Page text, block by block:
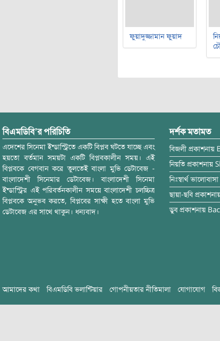
ফুয়াদুজ্জামান ফুয়াদ
বিএমডিবি’র পরিচিতি
এদেশের সিনেমা ইন্ডাস্ট্রিতে একটি বিপ্লব ঘটতে যাচ্ছে এবং
হয়তো বর্তমান সময়টা একটি বিপ্লবকালীন সময়। এই
বিপ্লবকে বেগবান করে তুলতেই বাংলা মুভি ডেটাবেজ -
বাংলাদেশী সিনেমার ডেটাবেজ। বাংলাদেশী সিনেমা
ইন্ডাস্ট্রির এই পরিবর্তনকালীন সময়ে বাংলাদেশী চলচ্চিত্র
বিপ্লবকে অনুভব করতে, বিপ্লবের সাক্ষী হতে বাংলা মুভি
ডেটাবেজ এর সাথে থাকুন। ধন্যবাদ।
দর্শক মতামত
বিজলী প্রকাশনায়
নিয়তি প্রকাশনায়
নিঃস্বার্থ ভালোবাসা
ছায়া-ছবি
ডুব প্রকাশনায়
আমাদের কথা বিএমডিবি ভলান্টিয়ার গোপনীয়তার নীতিমালা যোগাযোগ